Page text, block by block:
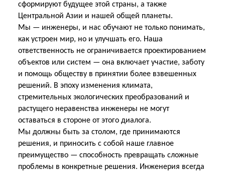
сформируют будущее этой страны, а также
Центральной Азии и нашей общей планеты.
Мы — инженеры, и нас обучают не только понимать,
как устроен мир, но и улучшать его. Наша
ответственность не ограничивается проектированием
объектов или систем — она включает участие, заботу
и помощь обществу в принятии более взвешенных
решений. В эпоху изменения климата,
стремительных экологических преобразований и
растущего неравенства инженеры не могут
оставаться в стороне от этого диалога.
Мы должны быть за столом, где принимаются
решения, и приносить с собой наше главное
преимущество — способность превращать сложные
проблемы в конкретные решения. Инженерия всегда